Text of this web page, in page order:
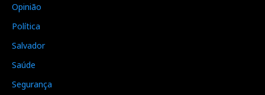
Opinião
Política
Salvador
Saúde
Segurança